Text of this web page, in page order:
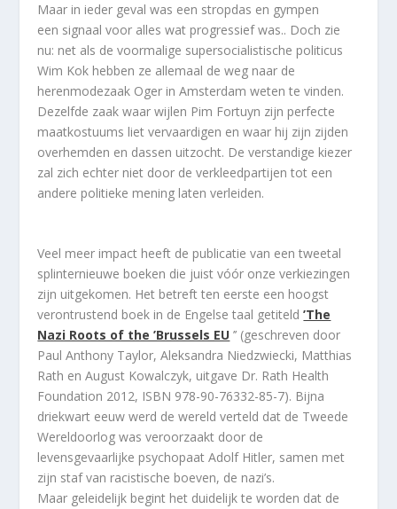
Maar in ieder geval was een stropdas en gympen
een signaal voor alles wat progressief was.. Doch zie
nu: net als de voormalige supersocialistische politicus
Wim Kok hebben ze allemaal de weg naar de
herenmodezaak Oger in Amsterdam weten te vinden.
Dezelfde zaak waar wijlen Pim Fortuyn zijn perfecte
maatkostuums liet vervaardigen en waar hij zijn zijden
overhemden en dassen uitzocht. De verstandige kiezer
zal zich echter niet door de verkleedpartijen tot een
andere politieke mening laten verleiden.
Veel meer impact heeft de publicatie van een tweetal
splinternieuwe boeken die juist vóór onze verkiezingen
zijn uitgekomen. Het betreft ten eerste een hoogst
verontrustend boek in de Engelse taal getiteld’The
Nazi Roots of the ’Brussels EU ’’ (geschreven door
Paul Anthony Taylor, Aleksandra Niedzwiecki, Matthias
Rath en August Kowalczyk, uitgave Dr. Rath Health
Foundation 2012, ISBN 978-90-76332-85-7). Bijna
driekwart eeuw werd de wereld verteld dat de Tweede
Wereldoorlog was veroorzaakt door de
levensgevaarlijke psychopaat Adolf Hitler, samen met
zijn staf van racistische boeven, de nazi’s.
Maar geleidelijk begint het duidelijk te worden dat de